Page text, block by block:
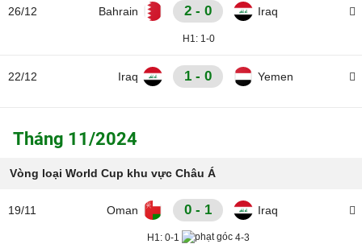
26/12 Bahrain 2 - 0 Iraq
H1:1-0
22/12 Iraq 1 - 0 Yemen
Tháng 11/2024
Vòng loại World Cup khu vực Châu Á
19/11 Oman 0 - 1 Iraq
H1: 0-1 4-3